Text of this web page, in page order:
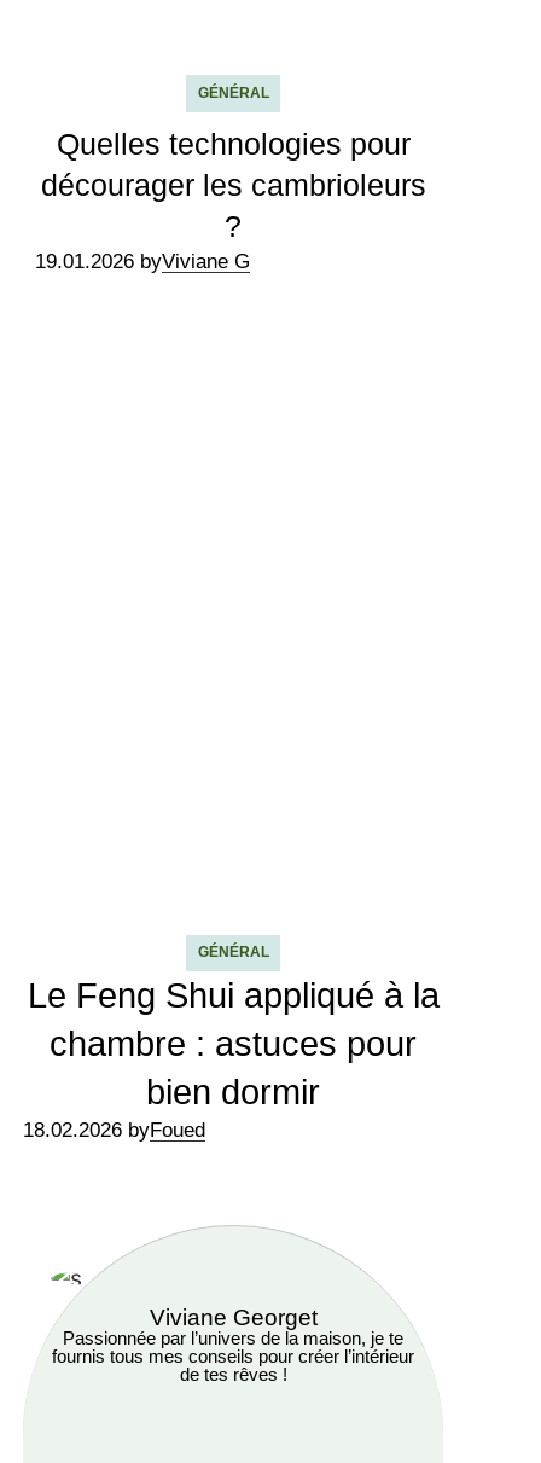
GÉNÉRAL
Quelles technologies pour
décourager les cambrioleurs
?
19.01.2026 byViviane G
GÉNÉRAL
Le Feng Shui appliqué à la
chambre : astuces pour
bien dormir
18.02.2026 byFoued
Viviane Georget
Passionnée par l’univers de la maison, je te
fournis tous mes conseils pour créer l’intérieur
de tes rêves !